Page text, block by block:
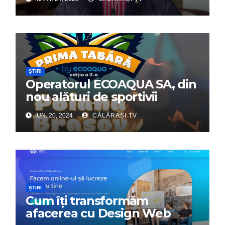
ȘTIRI
Operatorul ECOAQUA SA, din
nou alături de sportivii
călărășeni. Începe „Prima
Tabără”!
IUN. 20, 2024 CĂLĂRAȘI TV
ȘTIRI
Cum îți transformăm
afacerea cu Design Web